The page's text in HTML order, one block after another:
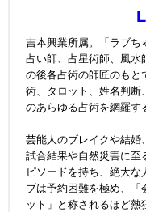
吉本興業所属。「ラブち
占い師、占星術師、風水
の後各占術の師匠のもと
術、タロット、姓名判断
のあらゆる占術を網羅す
芸能人のブレイクや結婚
試合結果や自然災害に至
ピソードを持ち、絶大な
ブは予約困難を極め、「
ット」と称されるほど熱